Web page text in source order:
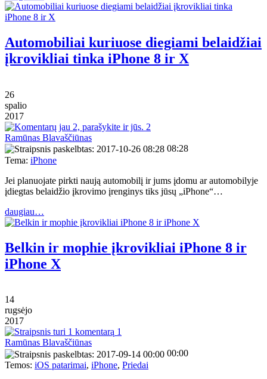
Automobiliai kuriuose diegiami belaidžiai
įkrovikliai tinka iPhone 8 ir X
26
spalio
2017
2
Ramūnas Blavaščiūnas
08:28
Tema: iPhone
Jei planuojate pirkti naują automobilį ir jums įdomu ar automobilyje
įdiegtas belaidžio įkrovimo įrenginys tiks jūsų „iPhone“…
daugiau…
Belkin ir mophie įkrovikliai iPhone 8 ir
iPhone X
14
rugsėjo
2017
1
Ramūnas Blavaščiūnas
00:00
Temos: iOS patarimai, iPhone, Priedai